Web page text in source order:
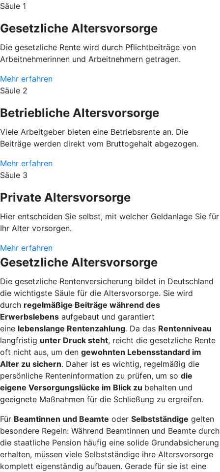
Säule 1
Gesetzliche Altersvorsorge
Die gesetzliche Rente wird durch Pflichtbeiträge von
Arbeitnehmerinnen und Arbeitnehmern getragen.
Mehr erfahren
Säule 2
Betriebliche Altersvorsorge
Viele Arbeitgeber bieten eine Betriebsrente an. Die
Beiträge werden direkt vom Bruttogehalt abgezogen.
Mehr erfahren
Säule 3
Private Altersvorsorge
Hier entscheiden Sie selbst, mit welcher Geldanlage Sie für
Ihr Alter vorsorgen.
Mehr erfahren
Gesetzliche Altersvorsorge
Die gesetzliche Rentenversicherung bildet in Deutschland
die wichtigste Säule für die Altersvorsorge. Sie wird
durch regelmäßige Beiträge während des
Erwerbslebens aufgebaut und garantiert
eine lebenslange Rentenzahlung. Da das Rentenniveau
langfristig unter Druck steht, reicht die gesetzliche Rente
oft nicht aus, um den gewohnten Lebensstandard im
Alter zu sichern. Daher ist es wichtig, regelmäßig die
persönliche Renteninformation zu prüfen, um so die
eigene Versorgungslücke im Blick zu behalten und
geeignete Maßnahmen für die Schließung zu ergreifen.
Für Beamtinnen und Beamte oder Selbstständige gelten
besondere Regeln: Während Beamtinnen und Beamte durch
die staatliche Pension häufig eine solide Grundabsicherung
erhalten, müssen viele Selbstständige ihre Altersvorsorge
komplett eigenständig aufbauen. Gerade für sie ist eine